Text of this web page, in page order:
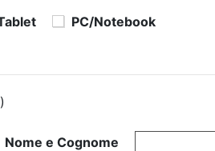
PC/Notebook
Nome e Cognome